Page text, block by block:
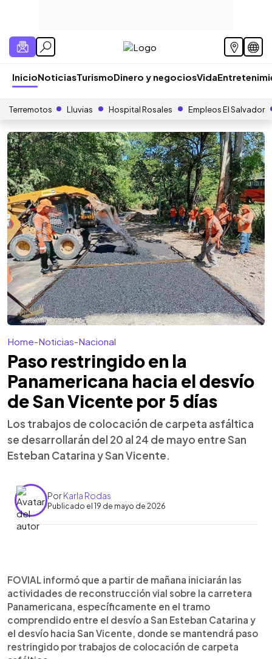
InicioNoticiasTurismoDinero y negociosVida
Terremotos Lluvias Hospital Rosales Empleos El Salvador
Home-Noticias-Nacional
Paso restringido en la
Panamericana hacia el desvío
de San Vicente por 5 días
Los trabajos de colocación de carpeta asfáltica
se desarrollarán del 20 al 24 de mayo entre San
Esteban Catarina y San Vicente.
PorKarla Rodas
Publicado el 19 de mayo de 2026
► Escuchar artículo
FOVIAL informó que iniciará trabajos de
reconstrucción vial sobre la carretera
Panamericana, en el tramo comprendido entre el
desvío a San Esteban Catarina y el desvío de San
Vicente, donde habrá paso restringido por
colocación de carpeta asfáltica. Las labores se
desarrollarán del 20 al 24 de mayo, en horario de
FOVIAL informó que a partir de mañana iniciarán las
actividades de reconstrucción vial sobre la carretera
Panamericana, específicamente en el tramo
comprendido entre el desvío a San Esteban Catarina y
el desvío hacia San Vicente, donde se mantendrá paso
restringido por trabajos de colocación de carpeta